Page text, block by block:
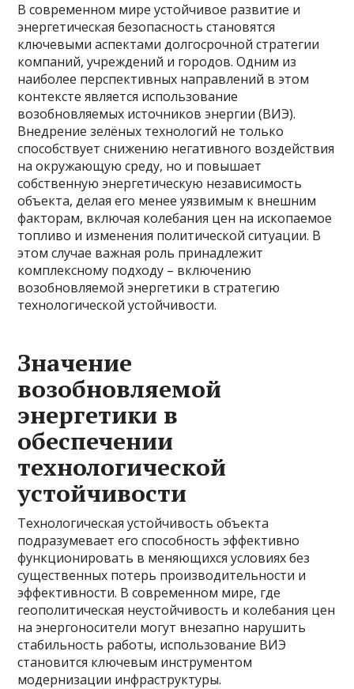
В современном мире устойчивое развитие и
энергетическая безопасность становятся
ключевыми аспектами долгосрочной стратегии
компаний, учреждений и городов. Одним из
наиболее перспективных направлений в этом
контексте является использование
возобновляемых источников энергии (ВИЭ).
Внедрение зелёных технологий не только
способствует снижению негативного воздействия
на окружающую среду, но и повышает
собственную энергетическую независимость
объекта, делая его менее уязвимым к внешним
факторам, включая колебания цен на ископаемое
топливо и изменения политической ситуации. В
этом случае важная роль принадлежит
комплексному подходу – включению
возобновляемой энергетики в стратегию
технологической устойчивости.
Значение
возобновляемой
энергетики в
обеспечении
технологической
устойчивости
Технологическая устойчивость объекта
подразумевает его способность эффективно
функционировать в меняющихся условиях без
существенных потерь производительности и
эффективности. В современном мире, где
геополитическая неустойчивость и колебания цен
на энергоносители могут внезапно нарушить
стабильность работы, использование ВИЭ
становится ключевым инструментом
модернизации инфраструктуры.